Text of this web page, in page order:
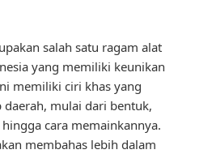
salah satu ragam alat
yang memiliki keunikan
memiliki ciri khas yang
daerah, mulai dari bentuk,
cara memainkannya.
membahas lebih dalam